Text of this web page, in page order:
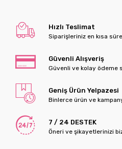
Hızlı Teslimat
Siparişleriniz en kısa
Güvenli Alışveriş
Güvenli ve kolay ödeme
Geniş Ürün Yelpazesi
Binlerce ürün ve
7 / 24 DESTEK
Öneri ve şikayetlerinizi